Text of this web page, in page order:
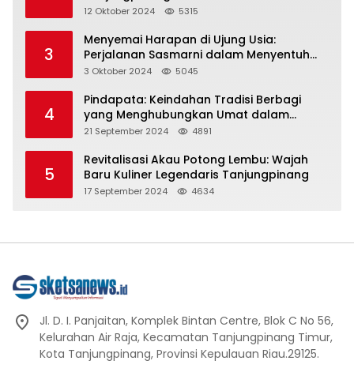
Representasi
12 Oktober 2024 5315
3
Menyemai Harapan di Ujung Usia:
Perjalanan Sasmarni dalam Menyentuh
Hati dan Jiwa
3 Oktober 2024 5045
4
Pindapata: Keindahan Tradisi Berbagi
yang Menghubungkan Umat dalam
Spiritualitas dan Kebersamaan dalam
21 September 2024 4891
5
Revitalisasi Akau Potong Lembu: Wajah
Baru Kuliner Legendaris Tanjungpinang
17 September 2024 4634
Jl. D. I. Panjaitan, Komplek Bintan Centre, Blok C No 56,
Kelurahan Air Raja, Kecamatan Tanjungpinang Timur,
Kota Tanjungpinang, Provinsi Kepulauan Riau.29125.